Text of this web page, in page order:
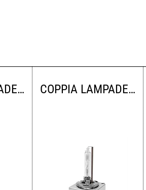
COPPIA LAMPADE XENON D2S 4300K COPPIA LAMPADE XENON D1S 4300K